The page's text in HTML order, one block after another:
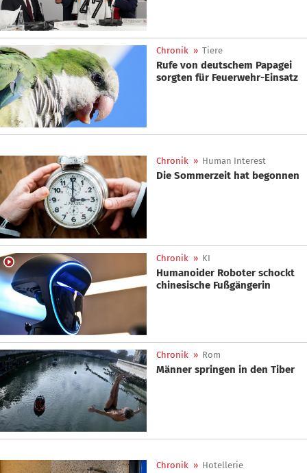
Chronik » Tiere
Rufe von deutschem Papagei
sorgten für Feuerwehr-Einsatz
Chronik » Human Interest
Die Sommerzeit hat begonnen
Chronik » KI
Humanoider Roboter schockt
chinesische Fußgängerin
Chronik » Rom
Männer springen in den Tiber
Chronik » Hotellerie